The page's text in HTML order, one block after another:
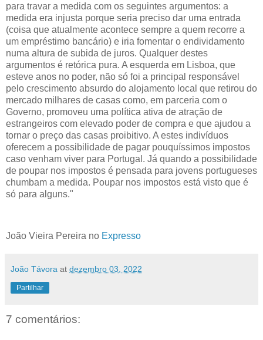
para travar a medida com os seguintes argumentos: a
medida era injusta porque seria preciso dar uma entrada
(coisa que atualmente acontece sempre a quem recorre a
um empréstimo bancário) e iria fomentar o endividamento
numa altura de subida de juros. Qualquer destes
argumentos é retórica pura. A esquerda em Lisboa, que
esteve anos no poder, não só foi a principal responsável
pelo crescimento absurdo do alojamento local que retirou do
mercado milhares de casas como, em parceria com o
Governo, promoveu uma política ativa de atração de
estrangeiros com elevado poder de compra e que ajudou a
tornar o preço das casas proibitivo. A estes indivíduos
oferecem a possibilidade de pagar pouquíssimos impostos
caso venham viver para Portugal. Já quando a possibilidade
de poupar nos impostos é pensada para jovens portugueses
chumbam a medida. Poupar nos impostos está visto que é
só para alguns."
João Vieira Pereira no Expresso
João Távora at dezembro 03, 2022
Partilhar
7 comentários: